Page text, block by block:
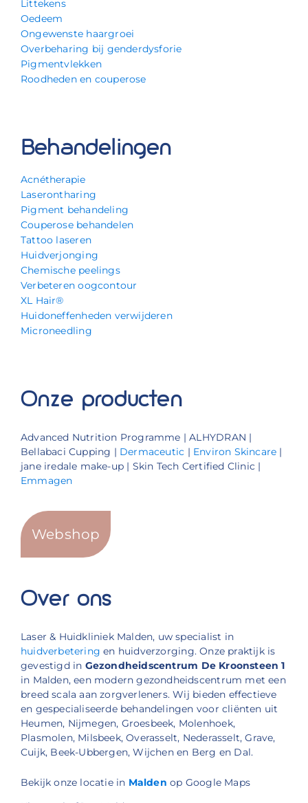
Littekens
Oedeem
Ongewenste haargroei
Overbeharing bij genderdysforie
Pigmentvlekken
Roodheden en couperose
Behandelingen
Acnétherapie
Laserontharing
Pigment behandeling
Couperose behandelen
Tattoo laseren
Huidverjonging
Chemische peelings
Verbeteren oogcontour
XL Hair®
Huidoneffenheden verwijderen
Microneedling
Onze producten
Advanced Nutrition Programme | ALHYDRAN |
Bellabaci Cupping | Dermaceutic | Environ Skincare |
jane iredale make-up | Skin Tech Certified Clinic |
Emmagen
Webshop
Over ons
Laser & Huidkliniek Malden, uw specialist in
huidverbetering en huidverzorging. Onze praktijk is
gevestigd in Gezondheidscentrum De Kroonsteen 1
in Malden, een modern gezondheidscentrum met een
breed scala aan zorgverleners. Wij bieden effectieve
en gespecialiseerde behandelingen voor cliënten uit
Heumen, Nijmegen, Groesbeek, Molenhoek,
Plasmolen, Milsbeek, Overasselt, Nederasselt, Grave,
Cuijk, Beek-Ubbergen, Wijchen en Berg en Dal.
Bekijk onze locatie in Malden op Google Maps